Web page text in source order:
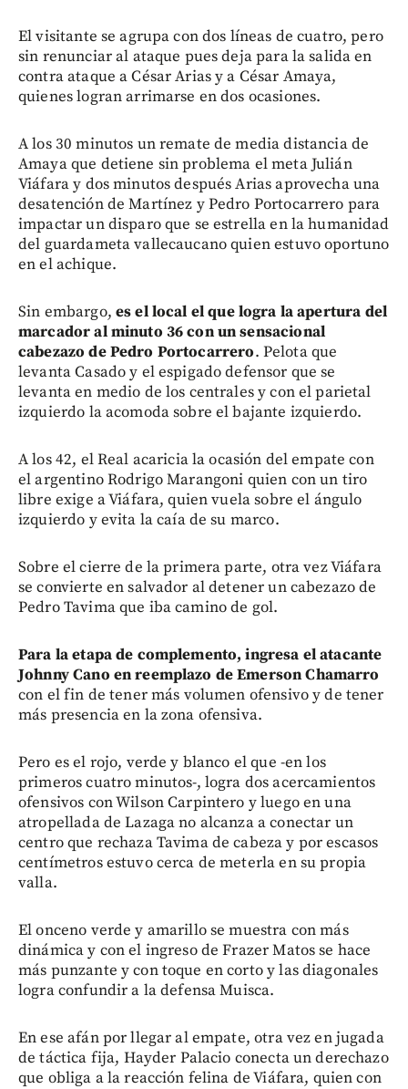
El visitante se agrupa con dos líneas de cuatro, pero
sin renunciar al ataque pues deja para la salida en
contra ataque a César Arias y a César Amaya,
quienes logran arrimarse en dos ocasiones.
A los 30 minutos un remate de media distancia de
Amaya que detiene sin problema el meta Julián
Viáfara y dos minutos después Arias aprovecha una
desatención de Martínez y Pedro Portocarrero para
impactar un disparo que se estrella en la humanidad
del guardameta vallecaucano quien estuvo oportuno
en el achique.
Sin embargo, es el local el que logra la apertura del
marcador al minuto 36 con un sensacional
cabezazo de Pedro Portocarrero. Pelota que
levanta Casado y el espigado defensor que se
levanta en medio de los centrales y con el parietal
izquierdo la acomoda sobre el bajante izquierdo.
A los 42, el Real acaricia la ocasión del empate con
el argentino Rodrigo Marangoni quien con un tiro
libre exige a Viáfara, quien vuela sobre el ángulo
izquierdo y evita la caía de su marco.
Sobre el cierre de la primera parte, otra vez Viáfara
se convierte en salvador al detener un cabezazo de
Pedro Tavima que iba camino de gol.
Para la etapa de complemento, ingresa el atacante
Johnny Cano en reemplazo de Emerson Chamarro
con el fin de tener más volumen ofensivo y de tener
más presencia en la zona ofensiva.
Pero es el rojo, verde y blanco el que -en los
primeros cuatro minutos-, logra dos acercamientos
ofensivos con Wilson Carpintero y luego en una
atropellada de Lazaga no alcanza a conectar un
centro que rechaza Tavima de cabeza y por escasos
centímetros estuvo cerca de meterla en su propia
valla.
El onceno verde y amarillo se muestra con más
dinámica y con el ingreso de Frazer Matos se hace
más punzante y con toque en corto y las diagonales
logra confundir a la defensa Muisca.
En ese afán por llegar al empate, otra vez en jugada
de táctica fija, Hayder Palacio conecta un derechazo
que obliga a la reacción felina de Viáfara, quien con